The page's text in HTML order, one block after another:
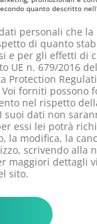
quanto descritto
personali che
di quanto
e per gli effetti di
UE n. 679/2016
Protection
forniti possono
nel rispetto
suoi dati non
essi lei potrà
la modifica, la
scrivendo alla
maggiori dettagli
sito.